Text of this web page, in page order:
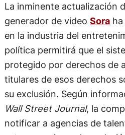
La inminente actualización
generador de video Soraha
en la industria del
política permitirá que el
protegido por derechos de
titulares de esos derechos
su exclusión. Según
Wall Street Journal, la
notificar a agencias de